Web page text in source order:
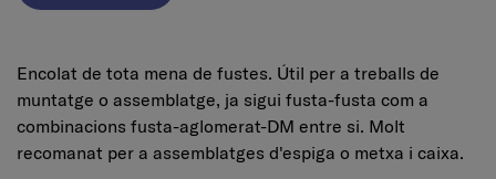
Encolat de tota mena de fustes. Útil per a treballs de
muntatge o assemblatge, ja sigui fusta-fusta com a
combinacions fusta-aglomerat-DM entre si. Molt
recomanat per a assemblatges d'espiga o metxa i caixa.